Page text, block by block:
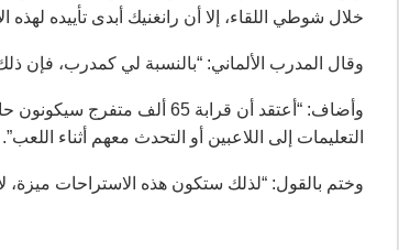
خلال شوطي اللقاء، إلا أن رانغنيك أبدى تأييده لهذه
وقال المدرب الألماني: “بالنسبة لي كمدرب، فإن
وأضاف: “أعتقد أن قرابة 65
التعليمات إلى اللاعبين أو التحدث معهم أثناء اللعب”.
وختم بالقول: “لذلك ستكون هذه الاستراحات ميزة،